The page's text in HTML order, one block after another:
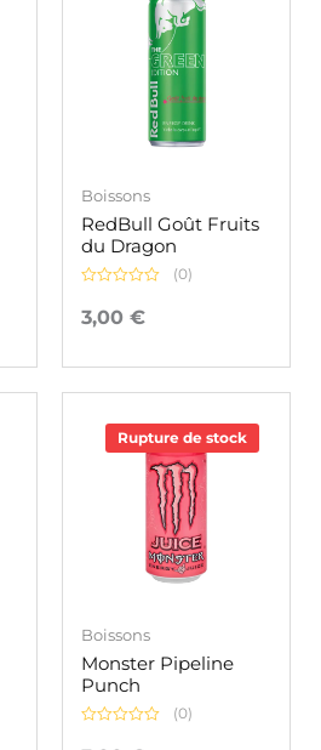
Boissons
RedBull Goût Fruits
du Dragon
0
sur
(0)
3,00 €
Rupture de stock
Boissons
Monster Pipeline
Punch
(0)